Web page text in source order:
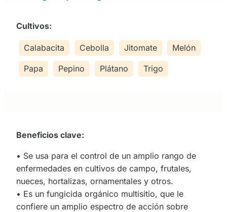
Cultivos:
Calabacita Cebolla Jitomate Melón
Papa Pepino Plátano Trigo
Beneficios clave:
• Se usa para el control de un amplio rango de
enfermedades en cultivos de campo, frutales,
nueces, hortalizas, ornamentales y otros.
• Es un fungicida orgánico multisitio, que le
confiere un amplio espectro de acción sobre